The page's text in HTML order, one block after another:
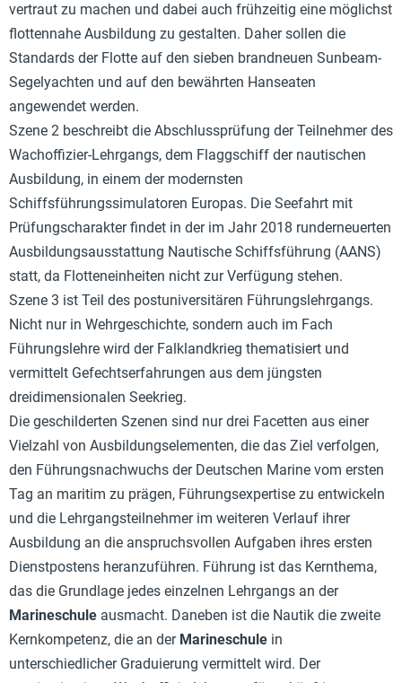
vertraut zu machen und dabei auch frühzeitig eine möglichst
flottennahe Ausbildung zu gestalten. Daher sollen die
Standards der Flotte auf den sieben brandneuen Sunbeam-
Segelyachten und auf den bewährten Hanseaten
angewendet werden.
Szene 2 beschreibt die Abschlussprüfung der Teilnehmer des
Wachoffizier-Lehrgangs, dem Flaggschiff der nautischen
Ausbildung, in einem der modernsten
Schiffsführungssimulatoren Europas. Die Seefahrt mit
Prüfungscharakter findet in der im Jahr 2018 runderneuerten
Ausbildungsausstattung Nautische Schiffsführung (AANS)
statt, da Flotteneinheiten nicht zur Verfügung stehen.
Szene 3 ist Teil des postuniversitären Führungslehrgangs.
Nicht nur in Wehrgeschichte, sondern auch im Fach
Führungslehre wird der Falklandkrieg thematisiert und
vermittelt Gefechtserfahrungen aus dem jüngsten
dreidimensionalen Seekrieg.
Die geschilderten Szenen sind nur drei Facetten aus einer
Vielzahl von Ausbildungselementen, die das Ziel verfolgen,
den Führungsnachwuchs der Deutschen Marine vom ersten
Tag an maritim zu prägen, Führungsexpertise zu entwickeln
und die Lehrgangsteilnehmer im weiteren Verlauf ihrer
Ausbildung an die anspruchsvollen Aufgaben ihres ersten
Dienstpostens heranzuführen. Führung ist das Kernthema,
das die Grundlage jedes einzelnen Lehrgangs an der
Marineschule ausmacht. Daneben ist die Nautik die zweite
Kernkompetenz, die an der Marineschule in
unterschiedlicher Graduierung vermittelt wird. Der